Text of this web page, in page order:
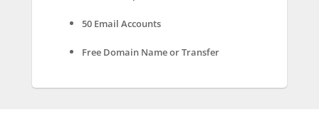
50 Email Accounts
Free Domain Name or Transfer